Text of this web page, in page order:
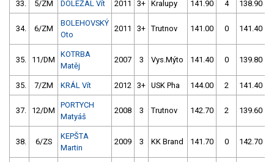
33. 5/ZM DOLEŽAL Vít 2011 3+ Kralupy 141.90 4 138.90
34. 6/ZM
BOLEHOVSKÝ
Oto
2011 3+ Trutnov 141.00 0 141.40
35. 11/DM
KOTRBA
Matěj
2007 3 Vys.Mýto 141.40 0 139.80
35. 7/ZM KRÁL Vít 2012 3+ USK Pha 144.00 2 141.40
37. 12/DM
PORTYCH
Matyáš
2008 3 Trutnov 142.70 2 139.60
38. 6/ZS
KEPŠTA
Martin
2009 3 KK Brand 141.70 0 142.70